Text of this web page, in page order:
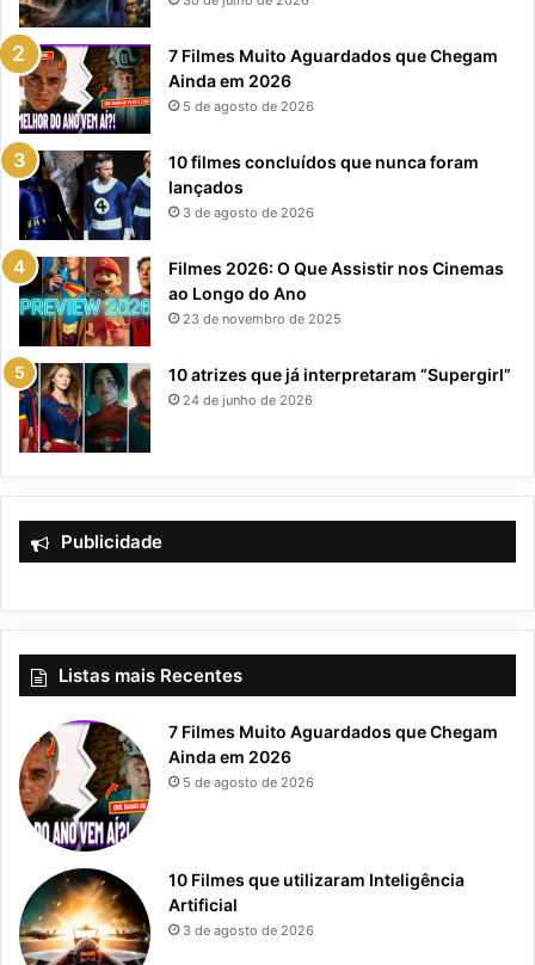
7 Filmes Muito Aguardados que Chegam
Ainda em 2026
5 de agosto de 2026
10 filmes concluídos que nunca foram
lançados
3 de agosto de 2026
Filmes 2026: O Que Assistir nos Cinemas
ao Longo do Ano
23 de novembro de 2025
10 atrizes que já interpretaram “Supergirl”
24 de junho de 2026
Publicidade
Listas mais Recentes
7 Filmes Muito Aguardados que Chegam
Ainda em 2026
5 de agosto de 2026
10 Filmes que utilizaram Inteligência
Artificial
3 de agosto de 2026